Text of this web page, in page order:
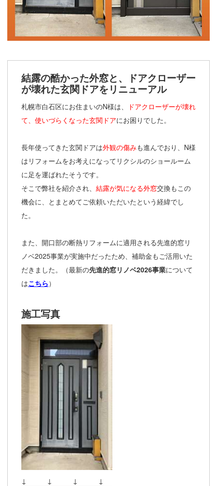
結露の酷かった外窓と、ドアクローザー
が壊れた玄関ドアをリニューアル
札幌市白石区にお住まいのN様は、
ドアクローザーが壊れ
て、使いづらくなった玄関ドアにお困りでした。
長年使ってきた玄関ドアは外観の傷みも進んでおり、N様
はリフォームをお考えになってリクシルのショールーム
に足を運ばれたそうです。
そこで弊社を紹介され、 結露が気になる外窓交換もこの
機会に、とまとめてご依頼いただいたという経緯でし
た。
また、開口部の断熱リフォームに適用される先進的窓リ
ノベ2025事業が実施中だったため、補助金もご活用いた
だきました。（最新の先進的窓リノベ2026事業について
はこちら）
施工写真
↓ ↓ ↓ ↓